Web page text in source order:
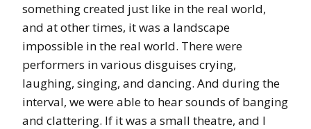
something created just like in the real world,
and at other times, it was a landscape
impossible in the real world. There were
performers in various disguises crying,
laughing, singing, and dancing. And during the
interval, we were able to hear sounds of banging
and clattering. If it was a small theatre, and I